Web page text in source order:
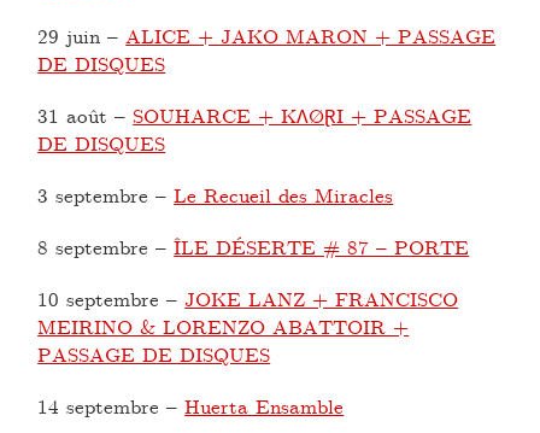
29 juin –ALICE + JAKO MARON + PASSAGE
DE DISQUES
31 août – SOUHARCE + KΛØⱤI + PASSAGE
DE DISQUES
3 septembre –Le Recueil des Miracles
8 septembre –ÎLE DÉSERTE # 87 – PORTE
10 septembre –JOKE LANZ + FRANCISCO
MEIRINO & LORENZO ABATTOIR +
PASSAGE DE DISQUES
14 septembre –Huerta Ensamble